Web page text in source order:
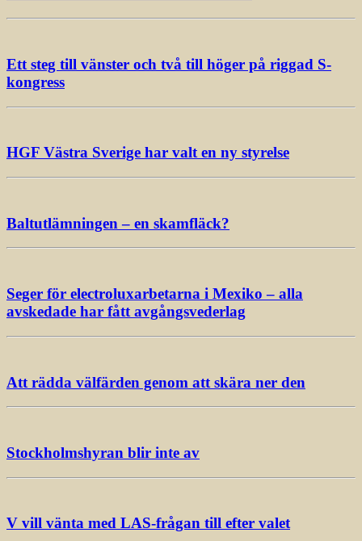
Ett steg till vänster och två till höger på riggad S-
kongress
HGF Västra Sverige har valt en ny styrelse
Baltutlämningen – en skamfläck?
Seger för electroluxarbetarna i Mexiko – alla
avskedade har fått avgångsvederlag
Att rädda välfärden genom att skära ner den
Stockholmshyran blir inte av
V vill vänta med LAS-frågan till efter valet